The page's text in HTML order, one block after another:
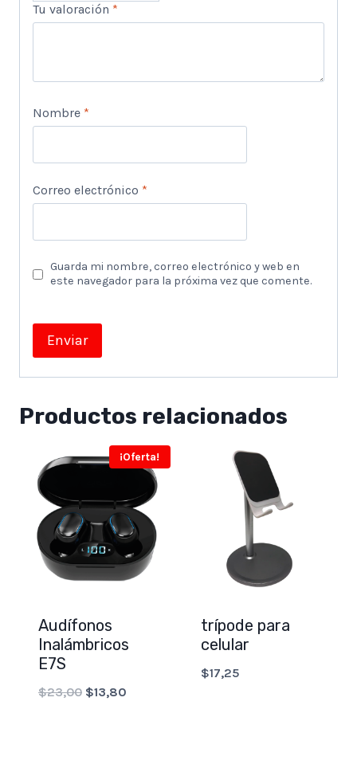
Tu valoración *
Nombre *
Correo electrónico *
Guarda mi nombre, correo electrónico y web en
este navegador para la próxima vez que comente.
Productos relacionados
¡Oferta!
Audífonos
Inalámbricos
E7S
$23,00 Original
$13,80
trípode para
celular
$17,25